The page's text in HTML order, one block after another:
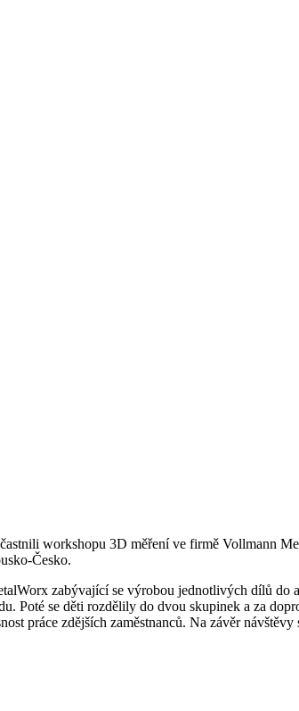
workshopu 3D měření ve firmě Vollmann
Česko.
zabývající se výrobou jednotlivých dílů do
Poté se děti rozdělily do dvou skupinek a za
práce zdějších zaměstnanců. Na závěr